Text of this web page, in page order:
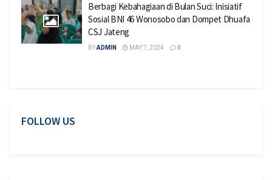
Berbagi Kebahagiaan di Bulan Suci: Inisiatif
Sosial BNI 46 Wonosobo dan Dompet Dhuafa
CSJ Jateng
BYADMIN MAY 7, 2024 0
FOLLOW US